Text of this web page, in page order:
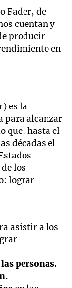
Fader, de
cuentan y
producir
en
es la
para alcanzar
que, hasta el
décadas el
los
lograr
asistir a los
personas.